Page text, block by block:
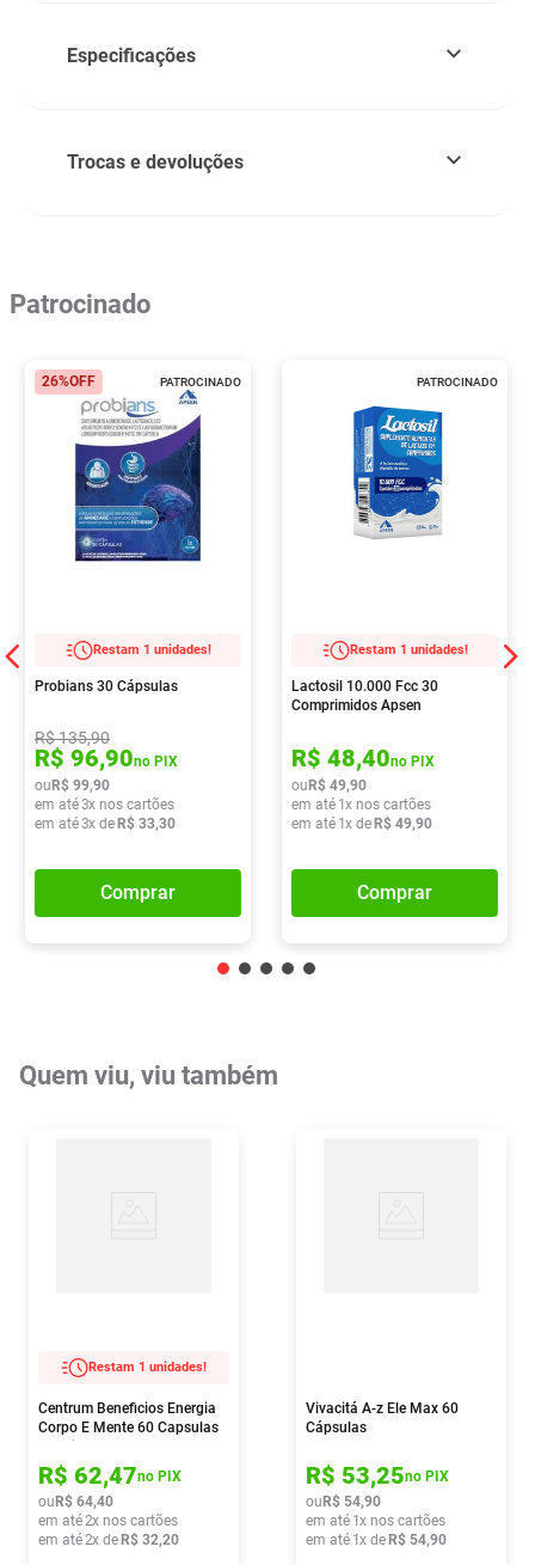
Especificações
Trocas e devoluções
Patrocinado
PATROCINADO
26%OFF
Restam 1 unidades!
Probians 30 Cápsulas
R$135,90
R$ 96,90no PIX
ou R$ 99,90
em até3x nos cartões
em até3x de R$ 33,30
Comprar
PATROCINADO
Restam 1 unidades!
Lactosil 10.000 Fcc 30
Comprimidos Apsen
R$ 48,40no PIX
ou R$ 49,90
em até 1x nos cartões
em até 1x de R$ 49,90
Comprar
Quem viu, viu também
Restam 1 unidades!
Centrum Beneficios Energia
Corpo E Mente 60 Capsulas
R$ 62,47no PIX
ou R$ 64,40
em até2x nos cartões
em até2x de R$ 32,20
Vivacitá A-z Ele Max 60
Cápsulas
R$ 53,25no PIX
ou R$ 54,90
em até 1x nos cartões
em até 1x de R$ 54,90